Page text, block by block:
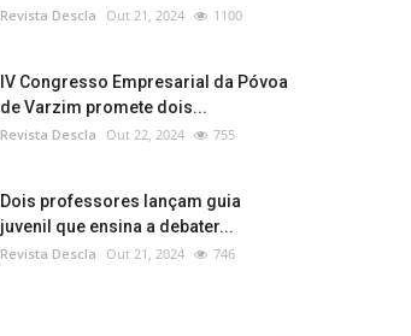
Revista Descla Out 21, 2024 1100
IV Congresso Empresarial da Póvoa
de Varzim promete dois...
Revista Descla Out 22, 2024 755
Dois professores lançam guia
juvenil que ensina a debater...
Revista Descla Out 21, 2024 746